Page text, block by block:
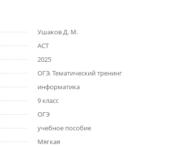
Ушаков Д. М.
АСТ
2025
ОГЭ. Тематический тренинг
информатика
9 класс
ОГЭ
учебное пособие
Мягкая